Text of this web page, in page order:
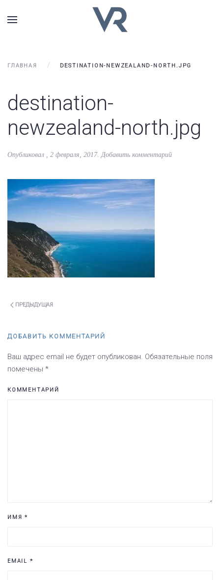
ГЛАВНАЯ DESTINATION-NEWZEALAND-NORTH.JPG
destination-
newzealand-north.jpg
Опубликовал , 2 февраля, 2017.Добавить комментарий
ПРЕДЫДУЩАЯ
ДОБАВИТЬ КОММЕНТАРИЙ
Ваш адрес email не будет опубликован. Обязательные поля
помечены *
КОММЕНТАРИЙ
ИМЯ*
EMAIL *